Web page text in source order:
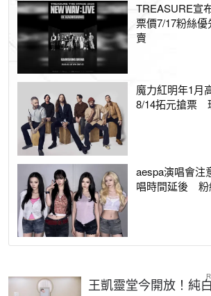
TREASURE宣
票價7/17粉絲
賣
魔力紅明年1月
8/14拓元搶票
aespa演唱會注
唱時間延後 粉
王凱靈堂今開放！純